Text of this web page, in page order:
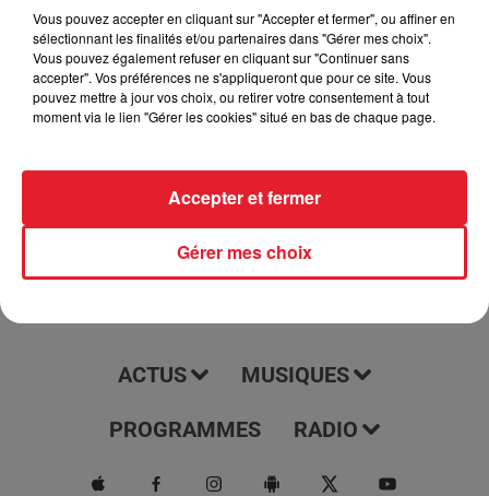
podcast tous les jours à 7h15. Il vous offre une couverture
complète et à jour des dernières nouvelles, des événements
et des tendances de ces régions. Écoutez-le pour rester
informé et être au courant de tout ce qui se passe dans votre
région.
ACTUS MUSIQUES
PROGRAMMES RADIO
Vous pouvez accepter en cliquant sur "Accepter et fermer", ou affiner en
sélectionnant les finalités et/ou partenaires dans "Gérer mes choix".
Vous pouvez également refuser en cliquant sur "Continuer sans
accepter". Vos préférences ne s'appliqueront que pour ce site. Vous
pouvez mettre à jour vos choix, ou retirer votre consentement à tout
moment via le lien "Gérer les cookies" situé en bas de chaque page.
Gérer mes choix
Accepter et fermer